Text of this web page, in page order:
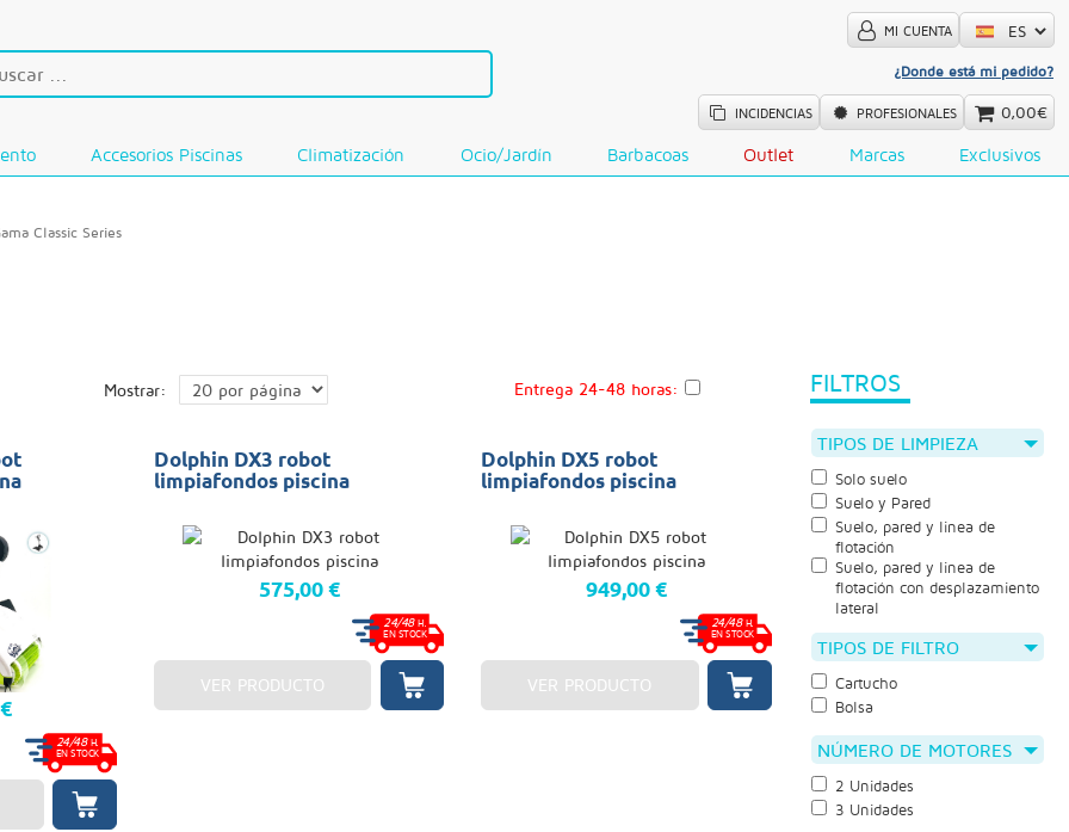
MI CUENTA
¿Donde está mi pedido?
INCIDENCIAS PROFESIONALES 0,00€
Accesorios Piscinas Climatización Ocio/Jardín Barbacoas Outlet Marcas Exclusivos
Classic Series
Mostrar: Entrega 24-48 horas:
24/48 H.
EN STOCK
Dolphin DX3 robot
limpiafondos piscina
575,00 €
24/48H.
EN STOCK
VER PRODUCTO
Dolphin DX5 robot
limpiafondos piscina
949,00 €
24/48 H.
EN STOCK
VER PRODUCTO
FILTROS
TIPOS DE LIMPIEZA
Solo suelo
Suelo y Pared
Suelo, pared y linea de
flotación
Suelo, pared y linea de
flotación con desplazamiento
lateral
TIPOS DE FILTRO
Cartucho
Bolsa
NÚMERO DE MOTORES
2 Unidades
3 Unidades